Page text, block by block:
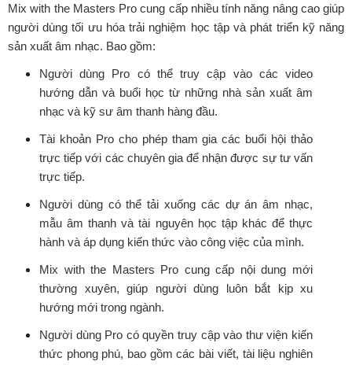
Mix with the Masters Pro cung cấp nhiều tính năng nâng cao giúp
người dùng tối ưu hóa trải nghiệm học tập và phát triển kỹ năng
sản xuất âm nhạc. Bao gồm:
Người dùng Pro có thể truy cập vào các video
hướng dẫn và buổi học từ những nhà sản xuất âm
nhạc và kỹ sư âm thanh hàng đầu.
Tài khoản Pro cho phép tham gia các buổi hội thảo
trực tiếp với các chuyên gia để nhận được sự tư vấn
trực tiếp.
Người dùng có thể tải xuống các dự án âm nhạc,
mẫu âm thanh và tài nguyên học tập khác để thực
hành và áp dụng kiến thức vào công việc của mình.
Mix with the Masters Pro cung cấp nội dung mới
thường xuyên, giúp người dùng luôn bắt kịp xu
hướng mới trong ngành.
Người dùng Pro có quyền truy cập vào thư viện kiến
thức phong phú, bao gồm các bài viết, tài liệu nghiên